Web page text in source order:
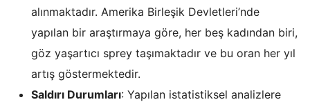
alınmaktadır. Amerika Birleşik Devletleri’nde
yapılan bir araştırmaya göre, her beş kadından biri,
göz yaşartıcı sprey taşımaktadır ve bu oran her yıl
artış göstermektedir.
Saldırı Durumları: Yapılan istatistiksel analizlere